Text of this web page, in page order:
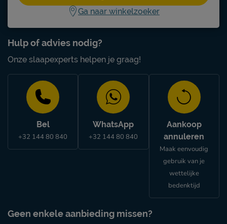
Hulp of advies nodig?
Onze slaapexperts helpen je graag!
Bel
+32 144 80 840
WhatsApp
+32 144 80 840
Aankoop
annuleren
Maak eenvoudig
gebruik van je
wettelijke
bedenktijd
Geen enkele aanbieding missen?
Ga naar winkelzoeker